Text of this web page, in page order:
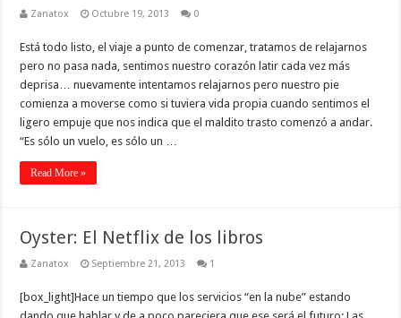
Zanatox Octubre 19, 2013 0
Está todo listo, el viaje a punto de comenzar, tratamos de relajarnos
pero no pasa nada, sentimos nuestro corazón latir cada vez más
deprisa… nuevamente intentamos relajarnos pero nuestro pie
comienza a moverse como si tuviera vida propia cuando sentimos el
ligero empuje que nos indica que el maldito trasto comenzó a andar.
“Es sólo un vuelo, es sólo un …
Read More »
Oyster: El Netflix de los libros
Zanatox Septiembre 21, 2013 1
[box_light]Hace un tiempo que los servicios “en la nube” estando